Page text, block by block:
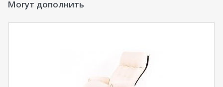
Могут дополнить